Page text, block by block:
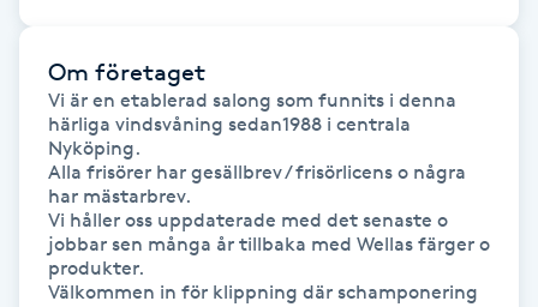
Gel naglar
Gelenaglar
Gellack
Gellack med förstärkning
Om företaget
Vi är en etablerad salong som funnits i denna
härliga vindsvåning sedan1988 i centrala
Nyköping.
Alla frisörer har gesällbrev / frisörlicens o några
har mästarbrev.
Vi håller oss uppdaterade med det senaste o
jobbar sen många år tillbaka med Wellas färger o
produkter.
Välkommen in för klippning där schamponering